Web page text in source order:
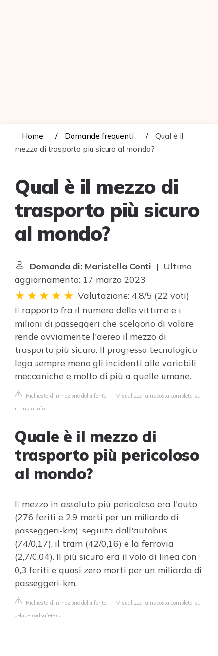
Home Domande frequenti
Qual è il
mezzo di trasporto più sicuro al mondo?
Qual è il mezzo di
trasporto più sicuro
al mondo?
Domanda di: Maristella Conti | Ultimo
aggiornamento: 17 marzo 2023
Valutazione: 4.8/5 (22 voti)
Il rapporto fra il numero delle vittime e i
milioni di passeggeri che scelgono di volare
rende ovviamente l'aereo il mezzo di
trasporto più sicuro. Il progresso tecnologico
lega sempre meno gli incidenti alle variabili
meccaniche e molto di più a quelle umane.
Richiesta di rimozione della fonte | Visualizza la risposta completa su
ilturista.info
Quale è il mezzo di
trasporto più pericoloso
al mondo?
Il mezzo in assoluto più pericoloso era l'auto
(276 feriti e 2,9 morti per un miliardo di
passeggeri-km), seguita dall'autobus
(74/0,17), il tram (42/0,16) e la ferrovia
(2,7/0,04). Il più sicuro era il volo di linea con
0,3 feriti e quasi zero morti per un miliardo di
passeggeri-km.
Richiesta di rimozione della fonte | Visualizza la risposta completa su
dekra-roadsafety.com